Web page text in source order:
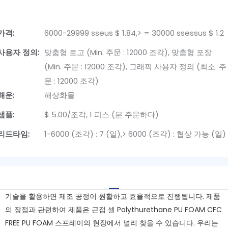
격:
6000-29999 sseus $ 1.84,> = 30000 ssessus $ 1.2
용자 정의: 맞춤형 로고 (Min. 주문 : 12000 조각), 맞춤형 포장
(Min. 주문 : 12000 조각), 그래픽 사용자 정의 (최소. 주
문 : 12000 조각)
운:
해상화물
플:
$ 5.00/조각, 1 피스 (분 주문하다)
드타임:
1-6000 (조각) : 7 (일),> 6000 (조각) : 협상 가능 (일)
기술을 활용하면 제조 공정이 원활하고 효율적으로 진행됩니다. 제품
의 장점과 관련하여 제품은 근접 셀 Polythurethane PU FOAM CFC
FREE PU FOAM 스프레이의 현장에서 널리 찾을 수 있습니다. 우리는